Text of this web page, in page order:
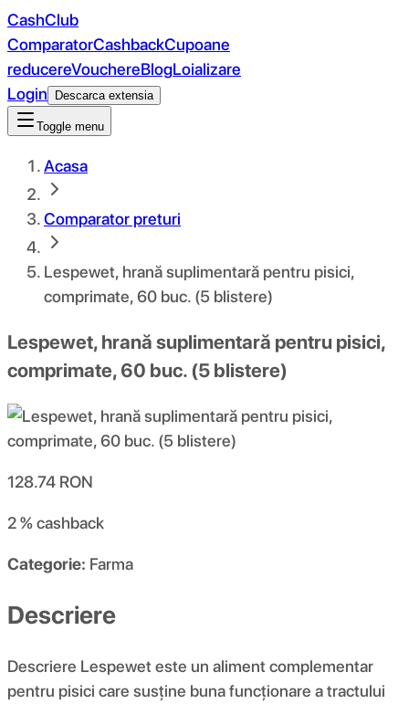
CashClub
ComparatorCashbackCupoane
reducereVouchereBlogLoializare
Login
Descarca extensia
Toggle menu
Acasa
Comparator preturi
Lespewet, hrană suplimentară pentru pisici,
comprimate, 60 buc. (5 blistere)
Lespewet, hrană suplimentară pentru pisici,
comprimate, 60 buc. (5 blistere)
128.74 RON
2 %cashback
Categorie: Farma
Descriere
Descriere Lespewet este un aliment complementar
pentru pisici care susține buna funcționare a tractului